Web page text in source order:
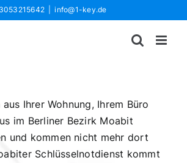
info@1-key.de
Ihrer Wohnung, Ihrem Büro
im Berliner Bezirk Moabit
und kommen nicht mehr dort
Schlüsselnotdienst kommt